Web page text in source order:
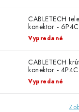
GADGETY, DARČEKY
OSVETLENIE
PC A NOTEBOOKY
CABLETECH
konektor -
Vypredané
CABLETECH
konektor -
Vypredané